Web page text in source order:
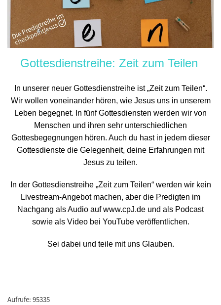
Gottesdienstreihe: Zeit zum Teilen
In unserer neuer Gottesdienstreihe ist „Zeit zum Teilen“.
Wir wollen voneinander hören, wie Jesus uns in unserem
Leben begegnet. In fünf Gottesdiensten werden wir von
Menschen und ihren sehr unterschiedlichen
Gottesbegegnungen hören. Auch du hast in jedem dieser
Gottesdienste die Gelegenheit, deine Erfahrungen mit
Jesus zu teilen.
In der Gottesdienstreihe „Zeit zum Teilen“ werden wir kein
Livestream-Angebot machen, aber die Predigten im
Nachgang als Audio aufwww.cpJ.de und als Podcast
sowie als Video bei YouTube veröffentlichen.
Sei dabei und teile mit uns Glauben.
Aufrufe: 95335